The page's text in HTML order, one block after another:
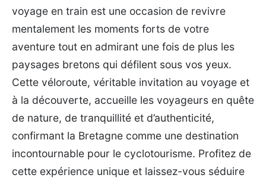
voyage en train est une occasion de revivre
mentalement les moments forts de votre
aventure tout en admirant une fois de plus les
paysages bretons qui défilent sous vos yeux.
Cette véloroute, véritable invitation au voyage et
à la découverte, accueille les voyageurs en quête
de nature, de tranquillité et d’authenticité,
confirmant la Bretagne comme une destination
incontournable pour le cyclotourisme. Profitez de
cette expérience unique et laissez-vous séduire